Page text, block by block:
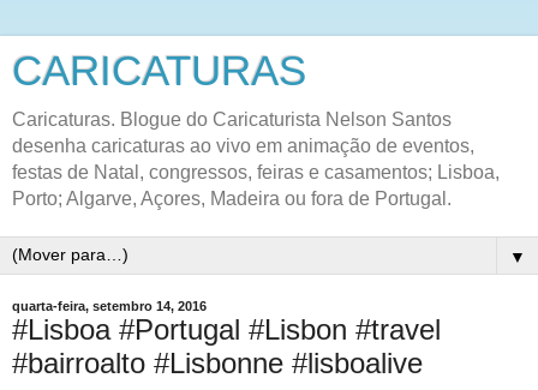
CARICATURAS
Caricaturas. Blogue do Caricaturista Nelson Santos
desenha caricaturas ao vivo em animação de eventos,
festas de Natal, congressos, feiras e casamentos; Lisboa,
Porto; Algarve, Açores, Madeira ou fora de Portugal.
▼
quarta-feira, setembro 14, 2016
#Lisboa #Portugal #Lisbon #travel
#bairroalto #Lisbonne #lisboalive